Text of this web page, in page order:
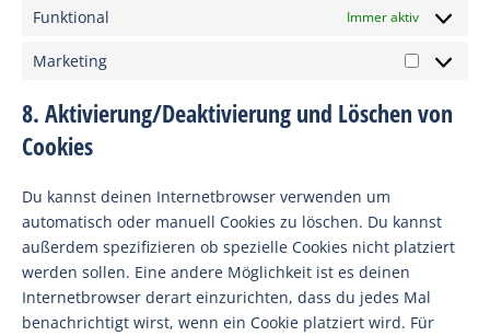
Funktional Immer aktiv
Marketing
8. Aktivierung/Deaktivierung und Löschen von
Cookies
Du kannst deinen Internetbrowser verwenden um
automatisch oder manuell Cookies zu löschen. Du kannst
außerdem spezifizieren ob spezielle Cookies nicht platziert
werden sollen. Eine andere Möglichkeit ist es deinen
Internetbrowser derart einzurichten, dass du jedes Mal
benachrichtigt wirst, wenn ein Cookie platziert wird. Für